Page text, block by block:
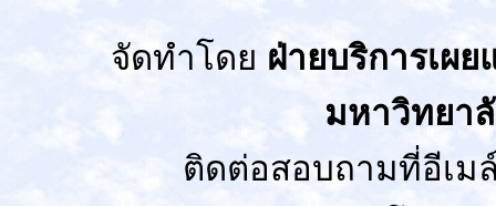
จัดทำโดย ฝ่ายบริการเผ
มหาวิทยา
ติดต่อสอบถามที่อีเม